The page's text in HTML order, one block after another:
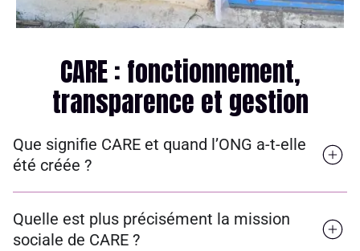
CARE : fonctionnement,
transparence et gestion
Que signifie CARE et quand l’ONG a-t-elle
été créée ?
Quelle est plus précisément la mission
sociale de CARE ?